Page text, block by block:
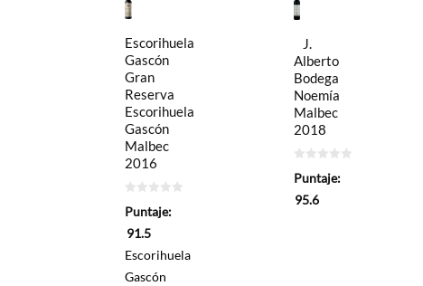
Escorihuela
Gascón
Gran
Reserva
Escorihuela
Gascón
Malbec
2016
de
Puntaje:
91.5
Escorihuela
Gascón
J.
Alberto
Bodega
Noemía
Malbec
2018
de
Puntaje:
95.6